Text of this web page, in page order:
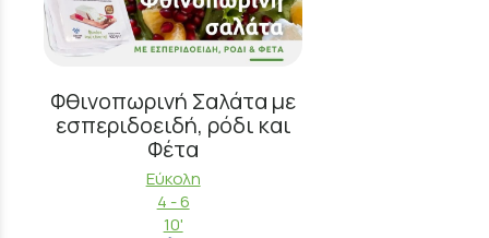
Φθινοπωρινή Σαλάτα με
εσπεριδοειδή, ρόδι και
Φέτα
Εύκολη
4 - 6
10'